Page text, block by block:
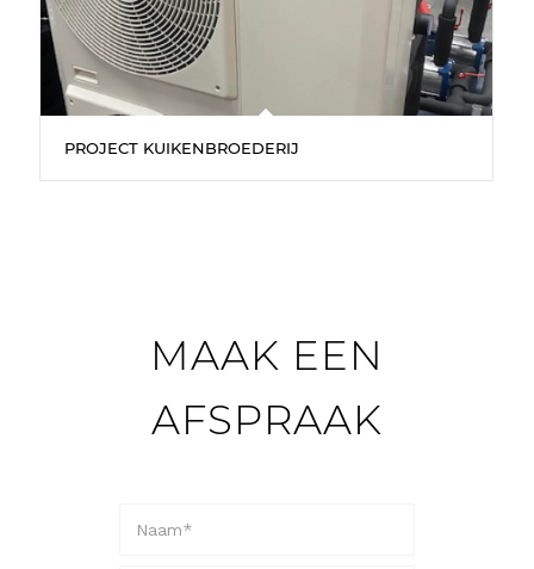
PROJECT KUIKENBROEDERIJ
MAAK EEN
AFSPRAAK